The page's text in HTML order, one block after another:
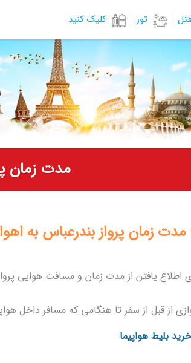
تور کلیک کنید
مدت زمان
زمان پروازبندرعباس به
اطلاع یافتن از مدت زمان و مسافت هوایی
از قبل از سفر تا هنگامی که مسافر داخل